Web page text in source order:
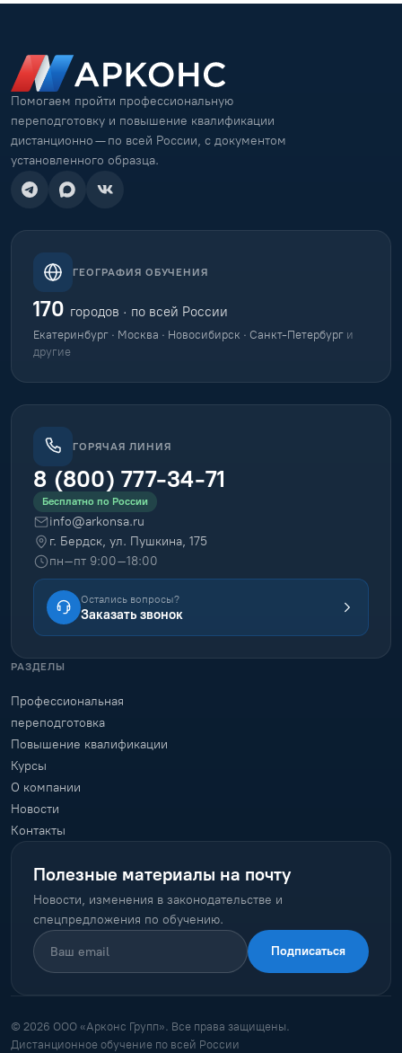
Помогаем пройти профессиональную
переподготовку и повышение квалификации
дистанционно — по всей России, с документом
установленного образца.
ГЕОГРАФИЯ ОБУЧЕНИЯ
170 городов · по всей России
Екатеринбург · Москва · Новосибирск · Санкт-Петербург и
другие
ГОРЯЧАЯ ЛИНИЯ
8 (800) 777-34-71
Бесплатно по России
info@arkonsa.ru
г. Бердск, ул. Пушкина, 175
пн–пт 9:00–18:00
Остались вопросы?
Заказать звонок
РАЗДЕЛЫ
Профессиональная
переподготовка
Повышение квалификации
Курсы
О компании
Новости
Контакты
Полезные материалы на почту
Новости, изменения в законодательстве и
спецпредложения по обучению.
Подписаться
© 2026 ООО «Арконс Групп». Все права защищены.
Дистанционное обучение по всей России